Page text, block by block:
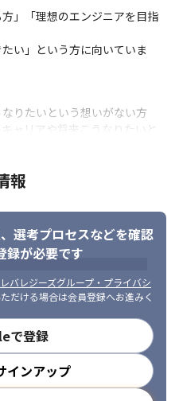
TypeScript
案件へ
社時から単価13万円UPを実
験から、上位体制案件にて
から参画。
についてヒアリング。
アドバイザーと
でこんな経験を積んだ方が良
い」
していきながら、中長期的に
要な案件情報は、単価や内容
できるため、安心感と納得感
」「理想のエンジニアを目指
い」という方に向いていま
りたいという想いがない方
ャリアや将来こうなりたいと
どなくなってしまいます。
こんな技術を経験していきた
っている方が良いかと思いま
る
アアドバイザーと
でこんな経験を積んだ方が良
」
していきながら、中長期的に
て全て社内システムから確認
って働くことができます。
報
選考プロセスなどを確認
録が必要です
レバレジーズグループ・プライバシ
だける場合は会員登録へお進みく
で登録
インアップ